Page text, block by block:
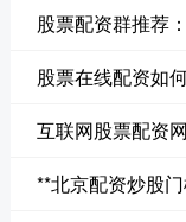
股票配资群推荐
股票在线配资如
互联网股票配资
**北京配资炒股